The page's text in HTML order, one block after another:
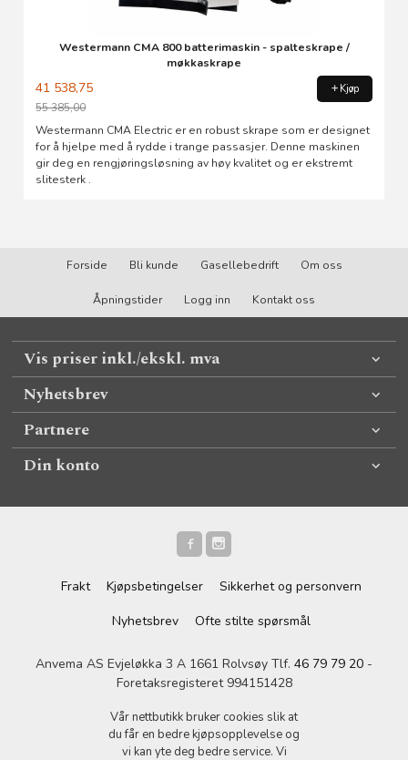
Westermann CMA 800 batterimaskin - spalteskrape /
møkkaskrape
41 538,75
55 385,00
Rabatt
Kjøp
Westermann CMA Electric er en robust skrape som er designet
for å hjelpe med å rydde i trange passasjer. Denne maskinen
gir deg en rengjøringsløsning av høy kvalitet og er ekstremt
slitesterk .
Forside Bli kunde Gasellebedrift Om oss
Åpningstider Logg inn Kontakt oss
Vis priser inkl./ekskl. mva
Nyhetsbrev
Partnere
Din konto
Frakt Kjøpsbetingelser
Sikkerhet og personvern
Nyhetsbrev
Ofte stilte spørsmål
Anvema AS Evjeløkka 3 A 1661 Rolvsøy Tlf. 46 79 79 20 -
Foretaksregisteret 994151428
Vår nettbutikk bruker cookies slik at
du får en bedre kjøpsopplevelse og
vi kan yte deg bedre service. Vi